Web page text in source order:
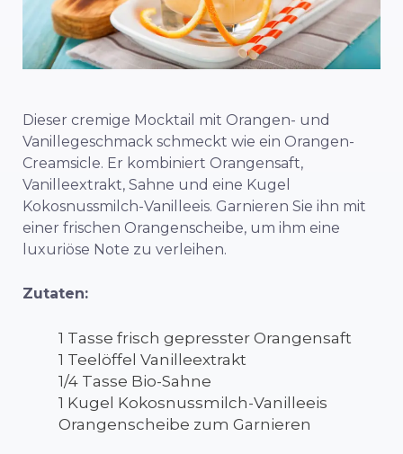
Dieser cremige Mocktail mit Orangen- und
Vanillegeschmack schmeckt wie ein Orangen-
Creamsicle. Er kombiniert Orangensaft,
Vanilleextrakt, Sahne und eine Kugel
Kokosnussmilch-Vanilleeis. Garnieren Sie ihn mit
einer frischen Orangenscheibe, um ihm eine
luxuriöse Note zu verleihen.
Zutaten:
1 Tasse frisch gepresster Orangensaft
1 Teelöffel Vanilleextrakt
1/4 Tasse Bio-Sahne
1 Kugel Kokosnussmilch-Vanilleeis
Orangenscheibe zum Garnieren